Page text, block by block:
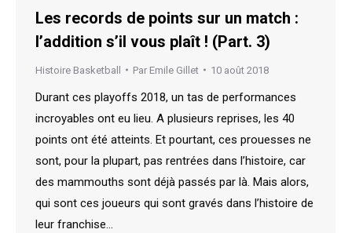
Les records de points sur un match :
l’addition s’il vous plaît ! (Part. 3)
Histoire Basketball Par Emile Gillet 10 août 2018
Durant ces playoffs 2018, un tas de performances
incroyables ont eu lieu. A plusieurs reprises, les 40
points ont été atteints. Et pourtant, ces prouesses ne
sont, pour la plupart, pas rentrées dans l’histoire, car
des mammouths sont déjà passés par là. Mais alors,
qui sont ces joueurs qui sont gravés dans l’histoire de
leur franchise…